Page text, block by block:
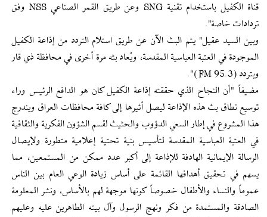
قناة الكفيل باستخدام تقنية SNG وعن طريق القمر الصناعي NSS وفق
تردادات خاصة".
وبين السيد عقيل" يتم البث الآن عن طريق استلام التردد من إذاعة الكفيل
الموجودة في ‏العتبة العباسية المقدسة، ويُعاد بثه مرة أخرى في محافظة ذي قار
وبتردد (95.3 ‏FM‏)‏‏".‏
مضيفاً "أن النجاح الذي حققته إذاعة الكفيل كان هو الدافع الرئيس وراء
توسيع نطاق بث هذه الإذاعة ليصل أثيرها إلى كافة محافظات العراق ويندرج
هذا المشروع في إطار السعي الدؤوب والحثيث لقسم الشؤون الفكرية والثقافية
في العتبة العباسية المقدسة لتأسيس بنية تحتية إعلامية متطورة ولإيصال
الرسالة الإيمانية الهادفة للإذاعة إلى أكبر عدد ممكن من المستمعين، مما
يسهم في تحقيق أهدافها القائمة على أساس زيادة الوعي العام بين الناس
عموماً والنساء والأطفال خصوصاً كونها موجهة لهم بالأساس، ونشر المعلومة
الصادقة والمستمدة من فكر ونهج الرسول وآل بيته الطاهرين عليه وعليهم